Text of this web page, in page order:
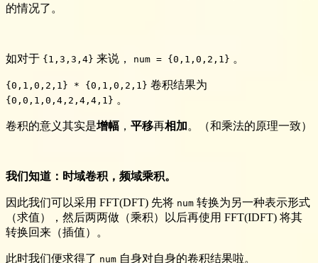
的情况了。
如对于 {1,3,3,4} 来说， num = {0,1,0,2,1} 。
{0,1,0,2,1} * {0,1,0,2,1} 卷积结果为
{0,0,1,0,4,2,4,4,1} 。
卷积的意义其实是增幅 ， 平移再相加。（和乘法的原理一致）
我们知道：时域卷积，频域乘积。
因此我们可以采用 FFT(DFT) 先将 num 转换为另一种表示形式
（求值），然后两两做（乘积）以后再使用 FFT(IDFT) 将其
转换回来（插值）。
此时我们便求得了 num 自身对自身的卷积结果啦。